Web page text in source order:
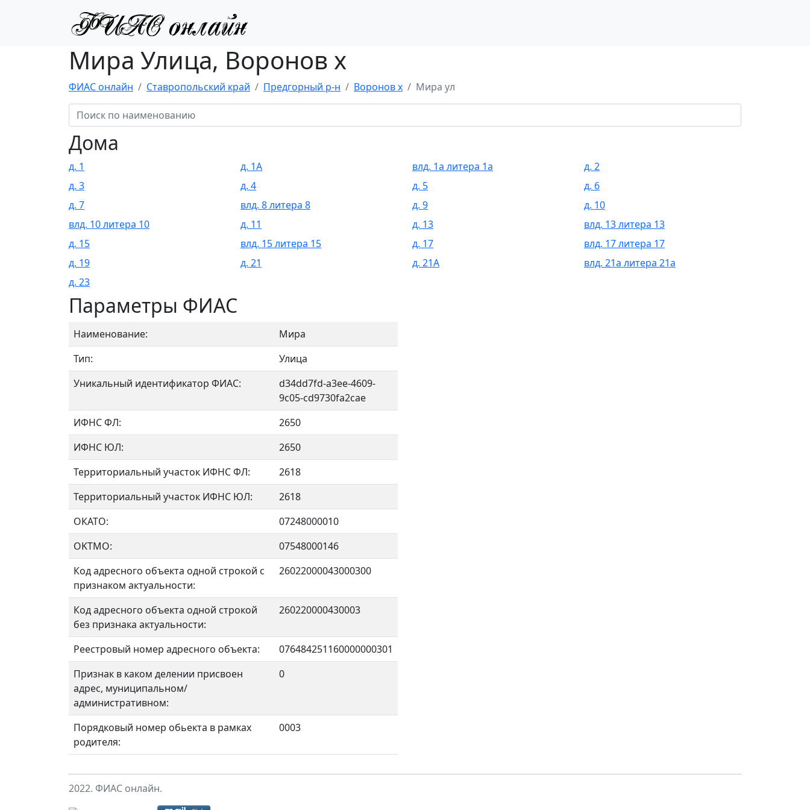
Мира Улица, Воронов х
ФИАС онлайн Ставропольский край Предгорный р-н Воронов х Мира ул
Дома
д. 1 д. 1А влд. 1а литера 1а
д. 2
д. 3
д. 4 д. 5
д. 6
д. 7
влд. 8 литера 8 д. 9
д. 10
влд. 10 литера 10
д. 11 д. 13
влд. 13 литера 13
д. 15
влд. 15 литера 15 д. 17
влд. 17 литера 17
д. 19
д. 21 д. 21А
влд. 21а литера 21а
д. 23
Параметры ФИАС
Наименование:
Мира
Тип:
Улица
Уникальный идентификатор ФИАС:
d34dd7fd-a3ee-4609-
9c05-cd9730fa2cae
ИФНС ФЛ:
2650
ИФНС ЮЛ:
2650
Территориальный участок ИФНС ФЛ:
2618
Территориальный участок ИФНС ЮЛ:
2618
ОКАТО:
07248000010
OKTMO:
07548000146
Код адресного объекта одной строкой с
признаком актуальности:
26022000043000300
Код адресного объекта одной строкой
без признака актуальности:
260220000430003
Реестровый номер адресного объекта:
076484251160000000301
Признак в каком делении присвоен
адрес, муниципальном/
административном:
0
Порядковый номер обьекта в рамках
родителя:
0003
2022. ФИАС онлайн.